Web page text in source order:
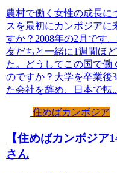
農村で働く女性の成長に
スを最初にカンボジアに
すか？2008年の2月です
友だちと一緒に1週間ほ
た。どうしてこの国で働
のですか？大学を卒業後
た会社を辞め、日本で転
住めばカンボジア
【住めばカンボジア
さん